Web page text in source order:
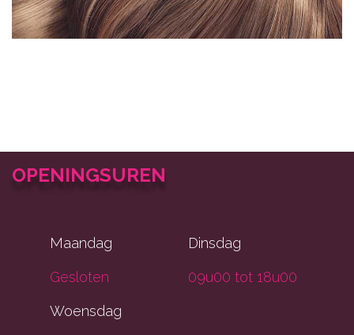
OPENINGSUREN
Maandag
Gesloten
Dinsdag
09u00 tot 18u00
Woensdag